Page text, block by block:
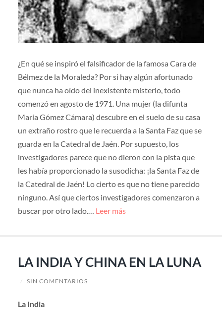
¿En qué se inspiró el falsificador de la famosa Cara de
Bélmez de la Moraleda? Por si hay algún afortunado
que nunca ha oído del inexistente misterio, todo
comenzó en agosto de 1971. Una mujer (la difunta
María Gómez Cámara) descubre en el suelo de su casa
un extraño rostro que le recuerda a la Santa Faz que se
guarda en la Catedral de Jaén. Por supuesto, los
investigadores parece que no dieron con la pista que
les había proporcionado la susodicha: ¡la Santa Faz de
la Catedral de Jaén! Lo cierto es que no tiene parecido
ninguno. Así que ciertos investigadores comenzaron a
buscar por otro lado.… Leer más
LA INDIA Y CHINA EN LA LUNA
/ SIN COMENTARIOS
La India